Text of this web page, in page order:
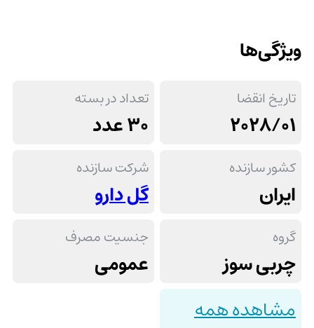
ویژگی‌ها
تاریخ انقضا
2028/01
تعداد در بسته
30 عدد
کشور سازنده
ایران
شرکت سازنده
گل دارو
گروه
چربی سوز
جنسیت مصرف
عمومی
مشاهده همه